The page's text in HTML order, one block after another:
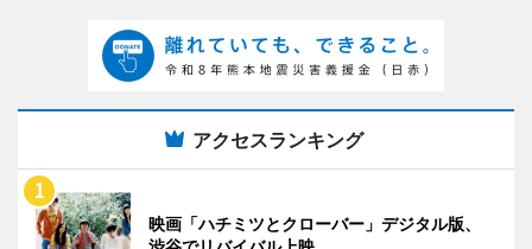
アクセスランキング
映画「ハチミツとクローバー」デジタル版、